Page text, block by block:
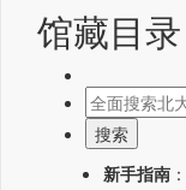
馆藏目录
新手指南 ：